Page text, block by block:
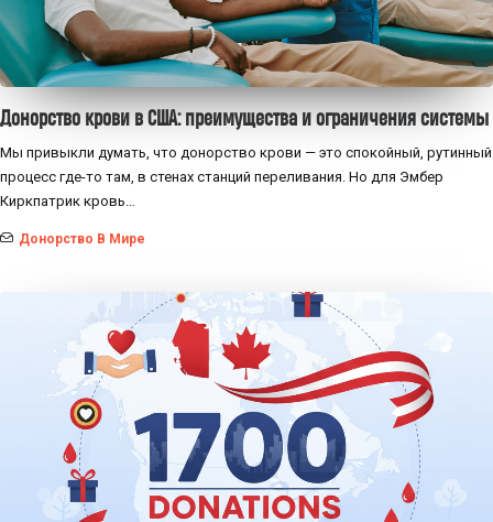
Донорство крови в США: преимущества и ограничения системы
Мы привыкли думать, что донорство крови — это спокойный, рутинный
процесс где-то там, в стенах станций переливания. Но для Эмбер
Киркпатрик кровь…
Донорство В Мире